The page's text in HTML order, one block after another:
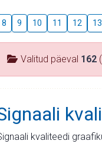
8 9 10 11 12 13
Valitud päeval 162
kvaliteedi